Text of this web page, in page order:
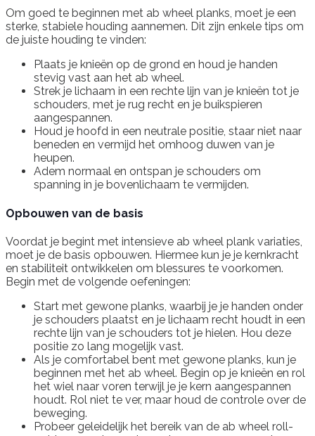
Om goed te beginnen met ab wheel planks, moet je een
sterke, stabiele houding aannemen. Dit zijn enkele tips om
de juiste houding te vinden:
Plaats je knieën op de grond en houd je handen
stevig vast aan het ab wheel.
Strek je lichaam in een rechte lijn van je knieën tot je
schouders, met je rug recht en je buikspieren
aangespannen.
Houd je hoofd in een neutrale positie, staar niet naar
beneden en vermijd het omhoog duwen van je
heupen.
Adem normaal en ontspan je schouders om
spanning in je bovenlichaam te vermijden.
Opbouwen van de basis
Voordat je begint met intensieve ab wheel plank variaties,
moet je de basis opbouwen. Hiermee kun je je kernkracht
en stabiliteit ontwikkelen om blessures te voorkomen.
Begin met de volgende oefeningen:
Start met gewone planks, waarbij je je handen onder
je schouders plaatst en je lichaam recht houdt in een
rechte lijn van je schouders tot je hielen. Hou deze
positie zo lang mogelijk vast.
Als je comfortabel bent met gewone planks, kun je
beginnen met het ab wheel. Begin op je knieën en rol
het wiel naar voren terwijl je je kern aangespannen
houdt. Rol niet te ver, maar houd de controle over de
beweging.
Probeer geleidelijk het bereik van de ab wheel roll-